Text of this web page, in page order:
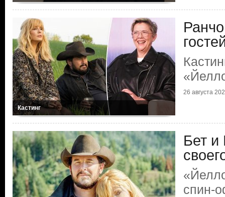
Кастинг
26 августа
Бет и
спин-